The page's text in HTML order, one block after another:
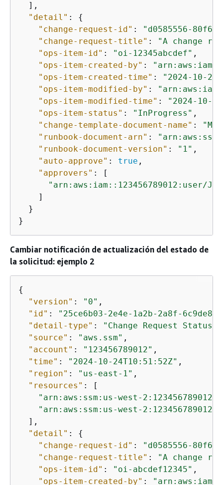
  ],
"detail" : {
"change-request-id" :
"d0585556-80f6-
"change-request-title" :
"A change
"ops-item-id" : "oi-12345abcdef" ,
"ops-item-created-by" :
"ops-item-created-time" :
"2024-10-
"ops-item-modified-by" :
"ops-item-modified-time" :
"2024-10-
"ops-item-status" : "InProgress" ,
"change-template-document-name" :
"runbook-document-arn" :
"runbook-document-version" : "1" ,
"auto-approve" : true ,
"approvers" : [
"arn:aws:iam::123456789012:user/
    ]
  }
}
Cambiar notificación de actualización del estado de
la solicitud: ejemplo 2
{
"version" : "0" ,
"id" :
"25ce6b03-2e4e-1a2b-2a8f-
"detail-type" :
"Change Request Status
"source" : "aws.ssm" ,
"account" : "123456789012" ,
"time" : "2024-10-24T10:51:52Z" ,
"region" : "us-east-1" ,
"resources" : [
"arn:aws:ssm:us-west-
"arn:aws:ssm:us-west-
  ],
"detail" : {
"change-request-id" :
"d0585556-80f6-
"change-request-title" :
"A change
"ops-item-id" : "oi-abcdef12345" ,
"ops-item-created-by" :